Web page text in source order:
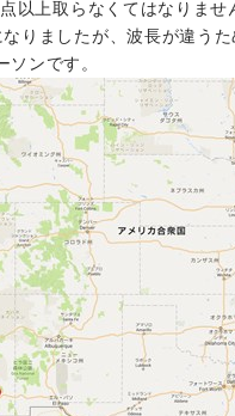
以上取らなくてはなりませ
りましたが、波長が違う
ンです。